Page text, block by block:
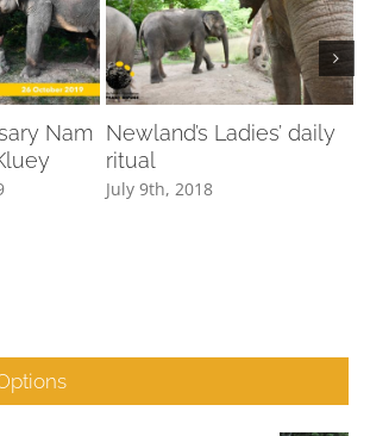
Nam Newland’s Ladies’ daily
ritual
July 9th, 2018